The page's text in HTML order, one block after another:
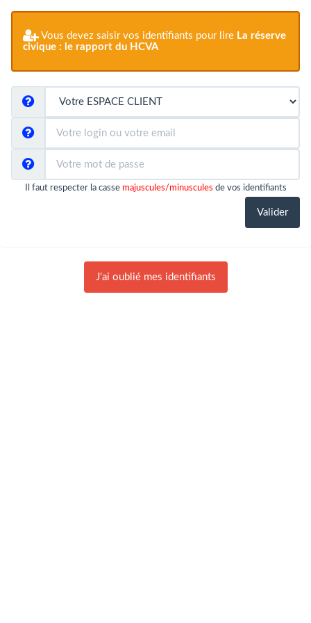
Vous devez saisir vos identifiants pour lire La réserve
civique : le rapport du HCVA
Il faut respecter la casse majuscules/minuscules de vos identifiants
J'ai oublié mes identifiants